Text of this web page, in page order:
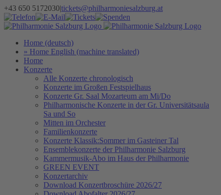
Zum
Inhalt
springen
+43 650 5172030|tickets@philharmoniesalzburg.at
Facebook
YouTube
Instagram
Telefon
E-
Mail
Tickets Spenden
Home (deutsch)
» Home English (machine translated)
Home
Konzerte
Alle Konzerte chronologisch
Konzerte im Großen Festspielhaus
Konzerte Gr. Saal Mozarteum am Mi/Do
Philharmonische Konzerte in der Gr. Universitätsaula
Sa und So
Mitten im Orchester
Familienkonzerte
Konzerte Klassik:Sommer im Gasteiner Tal
Ensemblekonzerte der Philharmonie Salzburg
Kammermusik-Abo im Haus der Philharmonie
GREEN EVENT
Konzertarchiv
Download Konzertbroschüre 2026/27